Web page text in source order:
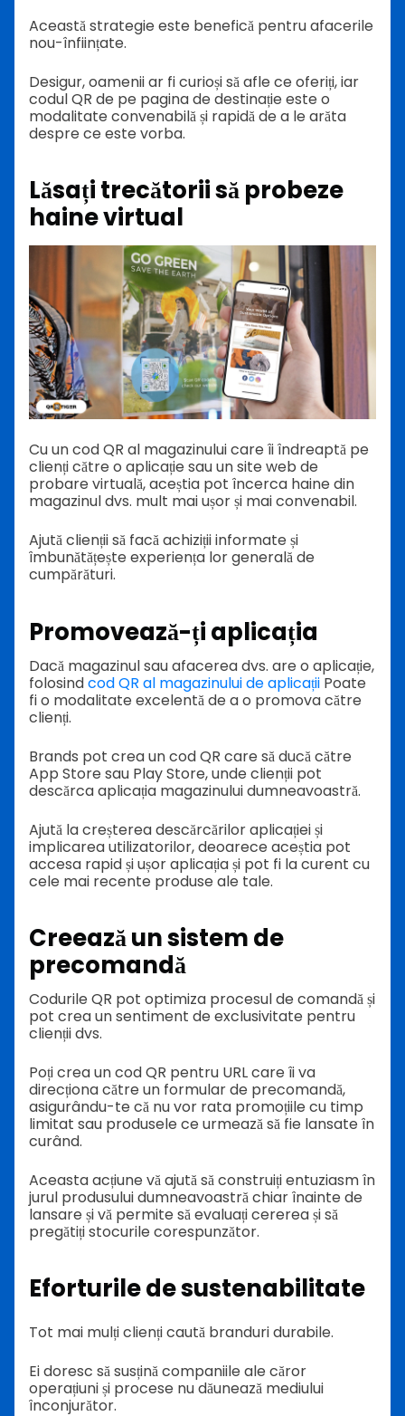
Această strategie este benefică pentru afacerile
nou-înființate.
Desigur, oamenii ar fi curioși să afle ce oferiți, iar
codul QR de pe pagina de destinație este o
modalitate convenabilă și rapidă de a le arăta
despre ce este vorba.
Lăsați trecătorii să probeze
haine virtual
Cu un cod QR al magazinului care îi îndreaptă pe
clienți către o aplicație sau un site web de
probare virtuală, aceștia pot încerca haine din
magazinul dvs. mult mai ușor și mai convenabil.
Ajută clienții să facă achiziții informate și
îmbunătățește experiența lor generală de
cumpărături.
Promovează-ți aplicația
Dacă magazinul sau afacerea dvs. are o aplicație,
folosindcod QR al magazinului de aplicații Poate
fi o modalitate excelentă de a o promova către
clienți.
Brands pot crea un cod QR care să ducă către
App Store sau Play Store, unde clienții pot
descărca aplicația magazinului dumneavoastră.
Ajută la creșterea descărcărilor aplicației și
implicarea utilizatorilor, deoarece aceștia pot
accesa rapid și ușor aplicația și pot fi la curent cu
cele mai recente produse ale tale.
Creează un sistem de
precomandă
Codurile QR pot optimiza procesul de comandă și
pot crea un sentiment de exclusivitate pentru
clienții dvs.
Poți crea un cod QR pentru URL care îi va
direcționa către un formular de precomandă,
asigurându-te că nu vor rata promoțiile cu timp
limitat sau produsele ce urmează să fie lansate în
curând.
Aceasta acțiune vă ajută să construiți entuziasm în
jurul produsului dumneavoastră chiar înainte de
lansare și vă permite să evaluați cererea și să
pregătiți stocurile corespunzător.
Eforturile de sustenabilitate
Tot mai mulți clienți caută branduri durabile.
Ei doresc să susțină companiile ale căror
operațiuni și procese nu dăunează mediului
înconjurător.